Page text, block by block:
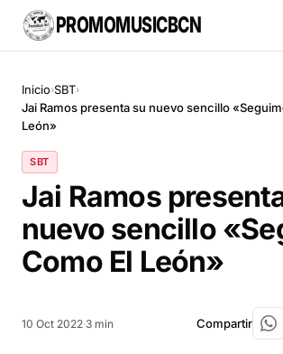
PROMOMUSICBCN
Inicio›SBT›
Jai Ramos presenta su nuevo sencillo
León»
SBT
Jai Ramos
nuevo sencillo
Como El León»
10 Oct 2022·3 min Compartir